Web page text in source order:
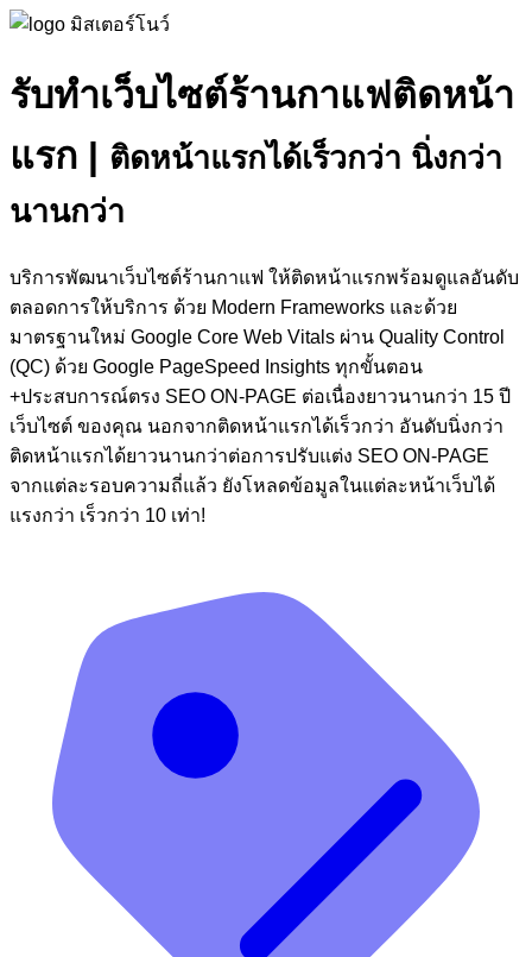
รับทำเว็บไซต์ร้านกาแฟติดหน้า
แรก | ติดหน้าแรกได้เร็วกว่า นิ่งกว่า
นานกว่า
บริการพัฒนาเว็บไซต์ร้านกาแฟ ให้ติดหน้าแรกพร้อมดูแลอันดับ
ตลอดการให้บริการ ด้วย Modern Frameworks และด้วย
มาตรฐานใหม่ Google Core Web Vitals ผ่าน Quality Control
(QC) ด้วย Google PageSpeed Insights ทุกขั้นตอน
+ประสบการณ์ตรง SEO ON-PAGE ต่อเนื่องยาวนานกว่า 15 ปี
เว็บไซต์ ของคุณ นอกจากติดหน้าแรกได้เร็วกว่า อันดับนิ่งกว่า
ติดหน้าแรกได้ยาวนานกว่าต่อการปรับแต่ง SEO ON-PAGE
จากแต่ละรอบความถี่แล้ว ยังโหลดข้อมูลในแต่ละหน้าเว็บได้
แรงกว่า เร็วกว่า 10 เท่า!